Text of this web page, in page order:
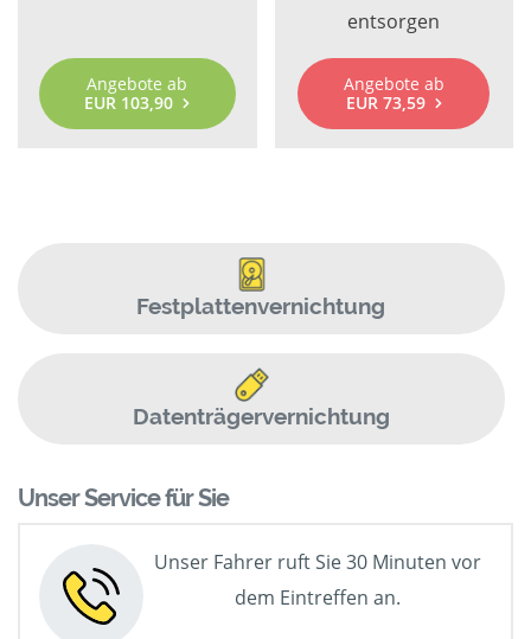
Angebote ab
EUR 103,90
entsorgen
Angebote ab
EUR 73,59
Festplattenvernichtung
Datenträgervernichtung
Unser Service für Sie
Unser Fahrer ruft Sie 30 Minuten vor
dem Eintreffen an.